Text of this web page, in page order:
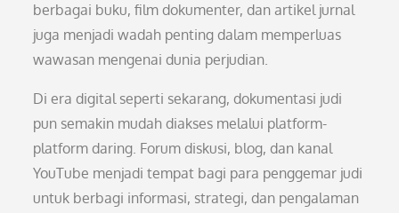
berbagai buku, film dokumenter, dan artikel jurnal
juga menjadi wadah penting dalam memperluas
wawasan mengenai dunia perjudian.
Di era digital seperti sekarang, dokumentasi judi
pun semakin mudah diakses melalui platform-
platform daring. Forum diskusi, blog, dan kanal
YouTube menjadi tempat bagi para penggemar judi
untuk berbagi informasi, strategi, dan pengalaman